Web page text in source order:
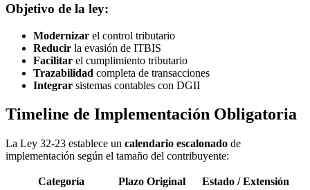
Objetivo de la ley:
Modernizar el control tributario
Reducir la evasión de ITBIS
Facilitar el cumplimiento tributario
Trazabilidad completa de transacciones
Integrar sistemas contables con DGII
Timeline de Implementación Obligatoria
La Ley 32-23 establece un calendario escalonado de
implementación según el tamaño del contribuyente:
Categoría Plazo Original
Estado / Extensión